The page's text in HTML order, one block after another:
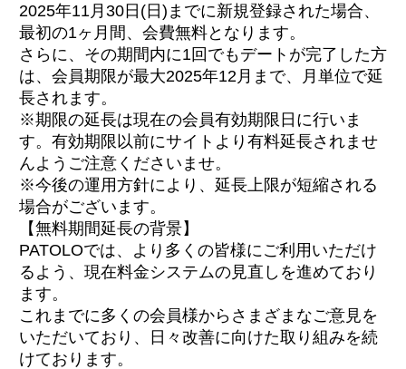
2025年11月30日(日)までに新規登録された場合、
最初の1ヶ月間、会費無料となります。
さらに、その期間内に1回でもデートが完了した方
は、会員期限が最大2025年12月まで、月単位で延
長されます。
※期限の延長は現在の会員有効期限日に行いま
す。有効期限以前にサイトより有料延長されませ
んようご注意くださいませ。
※今後の運用方針により、延長上限が短縮される
場合がございます。
【無料期間延長の背景】
PATOLOでは、より多くの皆様にご利用いただけ
るよう、現在料金システムの見直しを進めており
ます。
これまでに多くの会員様からさまざまなご意見を
いただいており、日々改善に向けた取り組みを続
けております。